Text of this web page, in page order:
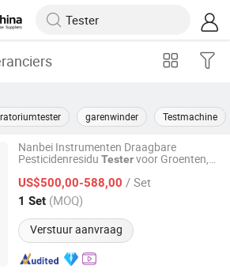
garenwinder Testmachine
Nanbei Instrumenten Draagbare
Pesticidenresidu Testervoor Groenten,
US$500,00-588,00 / Set
1 Set (MOQ)
Verstuur aanvraag
LIMITED
Sinds 2015